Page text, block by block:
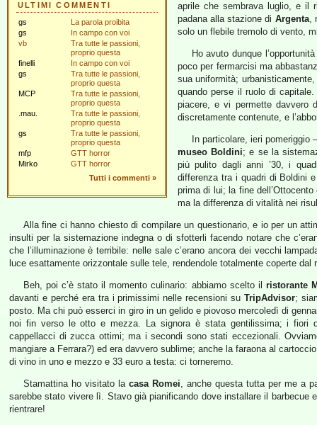
ULTIMI COMMENTI
gs
La parola proibita
gs
In campo con voi
vb
Tra tutte le passioni,
proprio questa
finelli
In campo con voi
gs
Tra tutte le passioni,
proprio questa
MCP
Tra tutte le passioni,
proprio questa
.mau.
Tra tutte le passioni,
proprio questa
gs
Tra tutte le passioni,
proprio questa
mfp
GTT horror
Mirko
GTT horror
Tutti i commenti »
aprile che sembrava luglio, e il
padana alla stazione di Argenta,
solo un flebile tremolo di vento,
Ho avuto dunque
poco per fermarcisi ma
sua uniformità;
quando perse il ruolo di
piacere, e vi permette davvero
discretamente contenute, e
In particolare, ieri
museo Boldini; e se la
più pulito dagli anni ’30, i
differenza tra i quadri di Boldini
prima di lui; la fine
ma la differenza di vitalità nei
Alla fine ci hanno chiesto di compilare un questionario, e io per un
insulti per la sistemazione indegna o di sfotterli facendo notare che
che l’illuminazione è terribile: nelle sale c’erano ancora dei vecchi
luce esattamente orizzontale sulle tele, rendendole totalmente coperte
Beh, poi c’è stato il momento culinario: abbiamo scelto il ristorante
davanti e perché era tra i primissimi nelle recensioni su TripAdvisor;
posto. Ma chi può esserci in giro in un gelido e piovoso mercoledì di
noi fin verso le otto e mezza. La signora è stata gentilissima; i fiori
cappellacci di zucca ottimi; ma i secondi sono stati eccezionali.
mangiare a Ferrara?) ed era davvero sublime; anche la faraona al
di vino in uno e mezzo e 33 euro a testa: ci torneremo.
Stamattina ho visitato la casa Romei, anche questa tutta per me a
sarebbe stato vivere lì. Stavo già pianificando dove installare il
rientrare!